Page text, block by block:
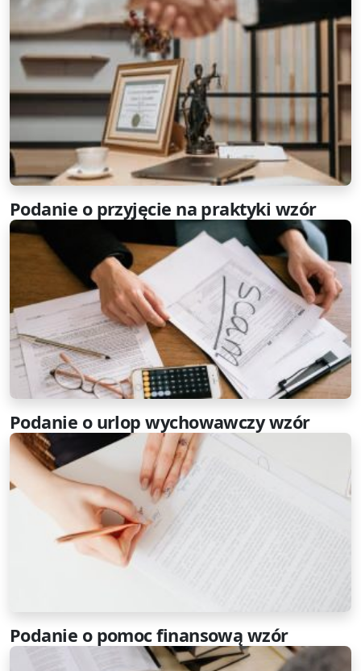
Podanie o przyjęcie na praktyki wzór
Podanie o urlop wychowawczy wzór
Podanie o pomoc finansową wzór